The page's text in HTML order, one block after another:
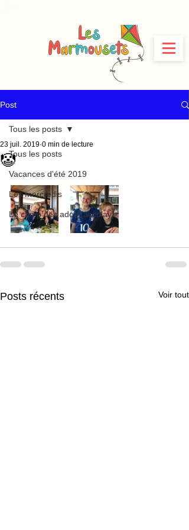
Post
Tous les posts
Vacances d'été 2019
Les mercredis
Le camp des ados (accolay)
Tous les posts
🤡
23 juil. 2019 0 min de lecture
Posts récents Voir tout